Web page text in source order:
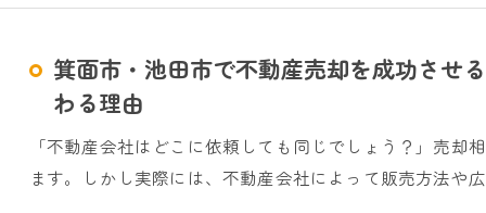
箕面市・池田市で不動産売却を成功させ
わる理由
「不動産会社はどこに依頼しても同じでしょう？」売
ます。しかし実際には、不動産会社によって販売方法